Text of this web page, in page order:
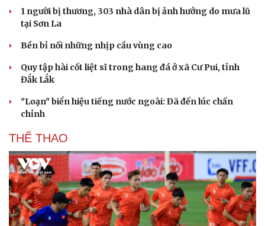
1 người bị thương, 303 nhà dân bị ảnh hưởng do mưa lũ
tại Sơn La
Bền bỉ nối những nhịp cầu vùng cao
Quy tập hài cốt liệt sĩ trong hang đá ở xã Cư Pui, tỉnh
Đắk Lắk
"Loạn" biển hiệu tiếng nước ngoài: Đã đến lúc chấn
chỉnh
THỂ THAO